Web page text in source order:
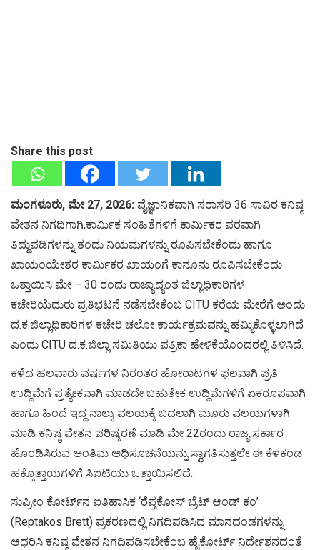
Share this post
ಮಂಗಳೂರು, ಮೇ 27, 2026: ವೈಜ್ಞಾನಿಕವಾಗಿ ಸರಾಸರಿ 36 ಸಾವಿರ ಕನಿಷ್ಠ
ವೇತನ ನಿಗದಿಗಾಗಿ,ಕಾರ್ಮಿಕ ಸಂಹಿತೆಗಳಿಗೆ ಕಾರ್ಮಿಕರ ಪರವಾಗಿ
ತಿದ್ದುಪಡಿಗಳನ್ನು ತಂದು ನಿಯಮಗಳನ್ನು ರೂಪಿಸಬೇಕೆಂದು ಹಾಗೂ
ಖಾಯಂಯೇತರ ಕಾರ್ಮಿಕರ ಖಾಯಂಗೆ ಕಾನೂನು ರೂಪಿಸಬೇಕೆಂದು
ಒತ್ತಾಯಿಸಿ ಮೇ – 30 ರಂದು ರಾಜ್ಯಾದ್ಯಂತ ಜಿಲ್ಲಾಧಿಕಾರಿಗಳ
ಕಚೇರಿಯೆದುರು ಪ್ರತಿಭಟನೆ ನಡೆಸಬೇಕೆಂಬ CITU ಕರೆಯ ಮೇರೆಗೆ ಅಂದು
ದ.ಕ.ಜಿಲ್ಲಾಧಿಕಾರಿಗಳ ಕಚೇರಿ ಚಲೋ ಕಾರ್ಯಕ್ರಮವನ್ನು ಹಮ್ಮಿಕೊಳ್ಳಲಾಗಿದೆ
ಎಂದು CITU ದ.ಕ.ಜಿಲ್ಲಾ ಸಮಿತಿಯು ಪತ್ರಿಕಾ ಹೇಳಿಕೆಯೊಂದರಲ್ಲಿ ತಿಳಿಸಿದೆ.
ಕಳೆದ ಹಲವಾರು ವರ್ಷಗಳ ನಿರಂತರ ಹೋರಾಟಗಳ ಫಲವಾಗಿ ಪ್ರತಿ
ಉದ್ದಿಮೆಗೆ ಪ್ರತ್ಯೇಕವಾಗಿ ಮಾಡದೇ ಬಹುತೇಕ ಉದ್ದಿಮೆಗಳಿಗೆ ಏಕರೂಪವಾಗಿ
ಹಾಗೂ ಹಿಂದೆ ಇದ್ದ ನಾಲ್ಕು ವಲಯಕ್ಕೆ ಬದಲಾಗಿ ಮೂರು ವಲಯಗಳಾಗಿ
ಮಾಡಿ ಕನಿಷ್ಠ ವೇತನ ಪರಿಷ್ಕರಣೆ ಮಾಡಿ ಮೇ 22ರಂದು ರಾಜ್ಯ ಸರ್ಕಾರ
ಹೊರಡಿಸಿರುವ ಅಂತಿಮ ಅಧಿಸೂಚನೆಯನ್ನು ಸ್ವಾಗತಿಸುತ್ತಲೇ ಈ ಕೆಳಕಂಡ
ಹಕ್ಕೊತ್ತಾಯಗಳಿಗೆ ಸಿಐಟಿಯು ಒತ್ತಾಯಿಸಲಿದೆ.
ಸುಪ್ರೀಂ ಕೋರ್ಟ್‌ನ ಐತಿಹಾಸಿಕ ‘ರೆಪ್ತಕೋಸ್ ಬ್ರೆಟ್ ಆಂಡ್ ಕಂ’
(Reptakos Brett) ಪ್ರಕರಣದಲ್ಲಿ ನಿಗದಿಪಡಿಸಿದ ಮಾನದಂಡಗಳನ್ನು
ಆಧರಿಸಿ ಕನಿಷ್ಠ ವೇತನ ನಿಗದಿಪಡಿಸಬೇಕೆಂಬ ಹೈಕೋರ್ಟ್ ನಿರ್ದೇಶನದಂತೆ